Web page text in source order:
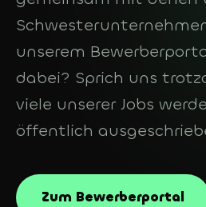
Agent Finder
KOSTENLOS
In 3 Minuten: welche
KI-Agents sich bei dir
lohnen
Kontakt
DE
unserem
dabei? Sprich uns
viele unserer Jobs
öffentlich
Zum Bewerberportal